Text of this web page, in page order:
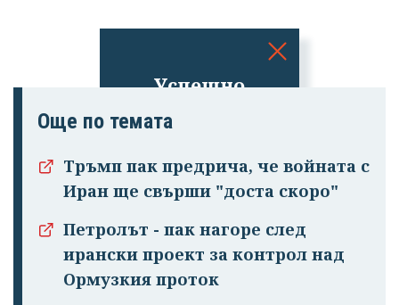
Успешно
профила си!
Още по темата
Тръмп пак предрича, че войната с
Иран ще свърши "доста скоро"
Петролът - пак нагоре след
ирански проект за контрол над
Ормузкия проток